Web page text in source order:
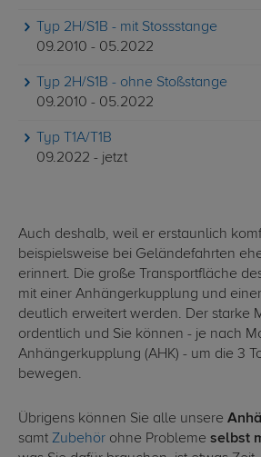
Typ 2H/S1B - mit Stossstange
09.2010 - 05.2022
Typ 2H/S1B - ohne Stoßstange
09.2010 - 05.2022
Typ T1A/T1B
09.2022 - jetzt
Auch deshalb, weil er erstaunlich
beispielsweise bei Geländefahrten
erinnert. Die große Transportfläche
mit einer Anhängerkupplung und
deutlich erweitert werden. Der starke
ordentlich und Sie können - je nach
Anhängerkupplung (AHK) - um die 3
bewegen.
Übrigens können Sie alle unsere
samt Zubehör ohne Probleme selbst